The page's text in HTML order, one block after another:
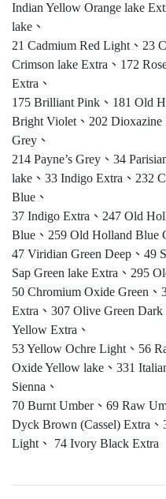
Indian Yellow Orange lake
lake、
21 Cadmium Red Light、23
Crimson lake Extra、172
Extra、
175 Brilliant Pink、181 Old
Bright Violet、202
Grey、
214 Payne’s Grey、34
lake、33 Indigo Extra、232
Blue、
37 Indigo Extra、247 Old
Blue、259 Old Holland Blue
47 Viridian Green Deep、49
Sap Green lake Extra、295
50 Chromium Oxide Green、
Extra、307 Olive Green
Yellow Extra、
53 Yellow Ochre Light、56
Oxide Yellow lake、331
Sienna、
70 Burnt Umber、69 Raw
Dyck Brown (Cassel) Extra
Light、 74 Ivory Black Extra